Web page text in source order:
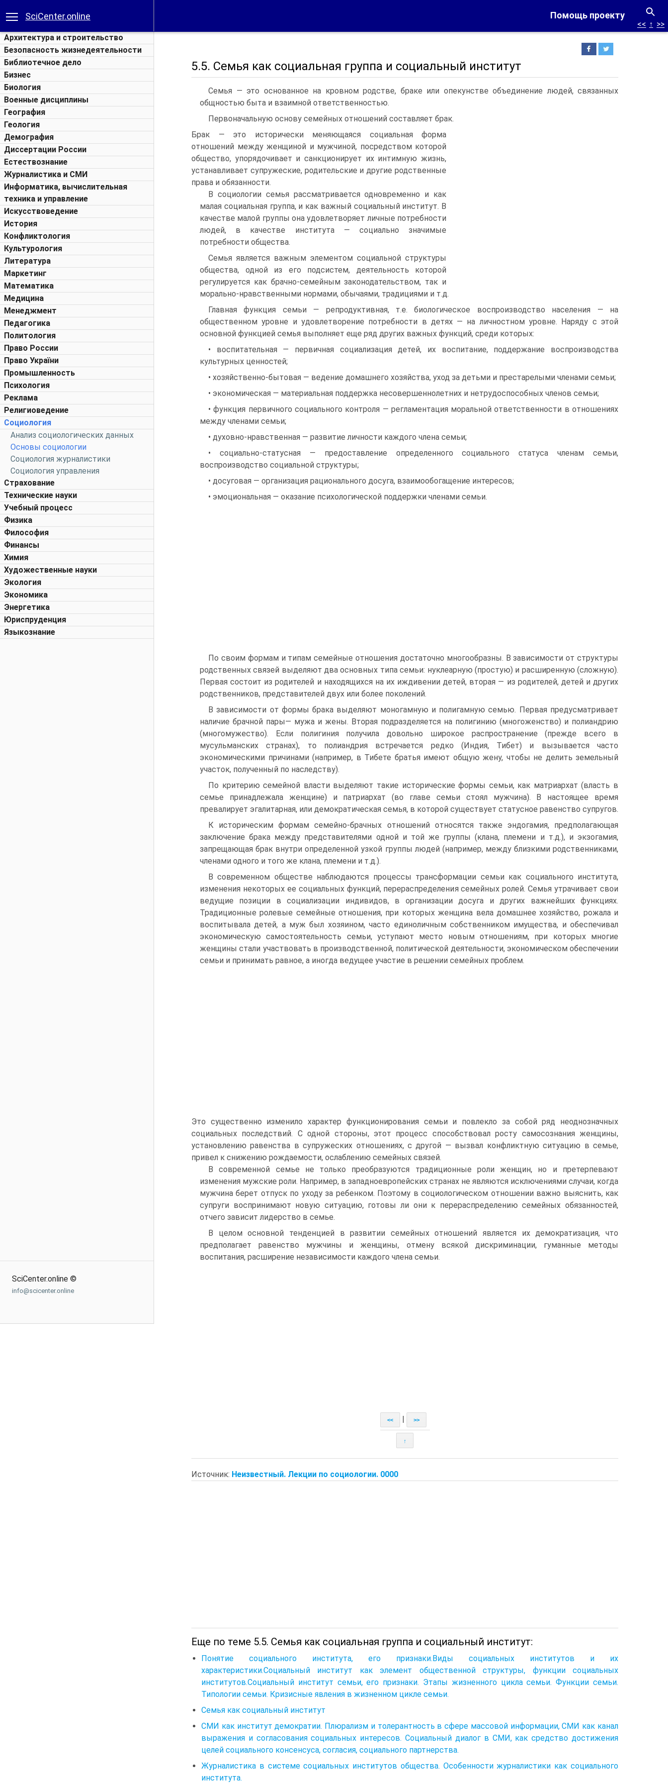
Помощь проекту
SciCenter.online
Архитектура и строительство
Безопасность жизнедеятельности
Библиотечное дело
Бизнес
Биология
Военные дисциплины
География
Геология
Демография
Диссертации России
Естествознание
Журналистика и СМИ
Информатика, вычислительная
техника и управление
Искусствоведение
История
Конфликтология
Культурология
Литература
Маркетинг
Математика
Медицина
Менеджмент
Педагогика
Политология
Право России
Право України
Промышленность
Психология
Реклама
Религиоведение
Социология
Анализ социологических данных
Основы социологии
Социология журналистики
Социология управления
Страхование
Технические науки
Учебный процесс
Физика
Философия
Финансы
Химия
Художественные науки
Экология
Экономика
Энергетика
Юриспруденция
Языкознание
SciCenter.online ©
info@scicenter.online
<< ↑ >>
5.5. Семья как социальная группа и социальный институт
Семья — это основанное на кровном родстве, браке или опекунстве объединение людей, связанных
общностью быта и взаимной ответственностью.
Первоначальную основу семейных отношений составляет брак.
Брак — это исторически меняющаяся социальная форма
отношений между женщиной и мужчиной, посредством которой
общество, упорядочивает и санкционирует их интимную жизнь,
устанавливает супружеские, родительские и другие родственные
права и обязанности.
В социологии семья рассматривается одновременно и как
малая социальная группа, и как важный социальный институт. В
качестве малой группы она удовлетворяет личные потребности
людей, в качестве института — социально значимые
потребности общества.
Семья является важным элементом социальной структуры
общества, одной из его подсистем, деятельность которой
регулируется как брачно-семейным законодательством, так и
морально-нравственными нормами, обычаями, традициями и т.д.
Главная функция семьи — репродуктивная, т.е. биологическое воспроизводство населения — на
общественном уровне и удовлетворение потребности в детях — на личностном уровне. Наряду с этой
основной функцией семья выполняет еще ряд других важных функций, среди которых:
• воспитательная — первичная социализация детей, их воспитание, поддержание воспроизводства
культурных ценностей;
• хозяйственно-бытовая — ведение домашнего хозяйства, уход за детьми и престарелыми членами семьи;
• экономическая — материальная поддержка несовершеннолетних и нетрудоспособных членов семьи;
• функция первичного социального контроля — регламентация моральной ответственности в отношениях
между членами семьи;
• духовно-нравственная — развитие личности каждого члена семьи;
• социально-статусная — предоставление определенного социального статуса членам семьи,
воспроизводство социальной структуры;
• досуговая — организация рационального досуга, взаимообогащение интересов;
• эмоциональная — оказание психологической поддержки членами семьи.
По своим формам и типам семейные отношения достаточно многообразны. В зависимости от структуры
родственных связей выделяют два основных типа семьи: нуклеарную (простую) и расширенную (сложную).
Первая состоит из родителей и находящихся на их иждивении детей, вторая — из родителей, детей и других
родственников, представителей двух или более поколений.
В зависимости от формы брака выделяют моногамную и полигамную семью. Первая предусматривает
наличие брачной пары— мужа и жены. Вторая подразделяется на полигинию (многоженство) и полиандрию
(многомужество). Если полиги­ния получила довольно широкое распространение (прежде всего в
мусульманских странах), то полиандрия встречается редко (Индия, Тибет) и вызывается часто
экономическими причинами (например, в Тибете братья имеют общую жену, чтобы не делить земельный
участок, полученный по наследству).
По критерию семейной власти выделяют такие исторические формы семьи, как матриархат (власть в
семье принадлежала женщине) и патриархат (во главе семьи стоял мужчина). В настоящее время
превалирует эгалитарная, или демократическая семья, в которой существует статусное равенство супругов.
К историческим формам семейно-брачных отношений относятся также эндогамия, предполагающая
заключение брака между представителями одной и той же группы (клана, племени и т.д.), и экзогамия,
запрещающая брак внутри определенной узкой группы людей (например, между близкими родственниками,
членами одного и того же клана, племени и т.д.).
В современном обществе наблюдаются процессы трансформации семьи как социального института,
изменения некоторых ее социальных функций, перераспределения семейных ролей. Семья утрачивает свои
ведущие позиции в социализации индивидов, в организации досуга и других важнейших функциях.
Традиционные ролевые семейные отношения, при которых женщина вела домашнее хозяйство, рожала и
воспитывала детей, а муж был хозяином, часто единоличным собственником имущества, и обеспечивал
экономическую самостоятельность семьи, уступают место новым отношениям, при которых многие
женщины стали участвовать в производственной, политической деятельности, экономическом обеспечении
семьи и принимать равное, а иногда ведущее участие в решении семейных проблем.
Это существенно изменило характер функционирования семьи и повлекло за собой ряд неоднозначных
социальных последствий. С одной стороны, этот процесс способствовал росту самосознания женщины,
установлению равенства в супружеских отношениях, с другой — вызвал конфликтную ситуацию в семье,
привел к снижению рождаемости, ослаблению семейных связей.
В современной семье не только преобразуются традиционные роли женщин, но и претерпевают
изменения мужские роли. Например, в западноевропейских странах не являются исключениями случаи, когда
мужчина берет отпуск по уходу за ребенком. Поэтому в социологическом отношении важно выяснить, как
супруги воспринимают новую ситуацию, готовы ли они к перераспределению семейных обязанностей,
отчего зависит лидерство в семье.
В целом основной тенденцией в развитии семейных отношений является их демократизация, что
предполагает равенство мужчины и женщины, отмену всякой дискриминации, гуманные методы
воспитания, расширение независимости каждого члена семьи.
<< >>
↑
Источник: Неизвестный. Лекции по социологии. 0000
Еще по теме 5.5. Семья как социальная группа и социальный институт:
Понятие социального института, его признаки.Виды социальных институтов и их
характеристики.Социальный институт как элемент общественной структуры, функции социальных
институтов.Социальный институт семьи, его признаки. Этапы жизненного цикла семьи. Функции семьи.
Типологии семьи. Кризисные явления в жизненном цикле семьи.
Семья как социальный институт
СМИ как институт демократии. Плюрализм и толерантность в сфере массовой информации, СМИ как канал
выражения и согласования социальных интересов. Социальный диалог в СМИ, как средство достижения
целей социального консенсуса, согласия, социального партнерства.
Журналистика в системе социальных институтов общества. Особенности журналистики как социального
института.